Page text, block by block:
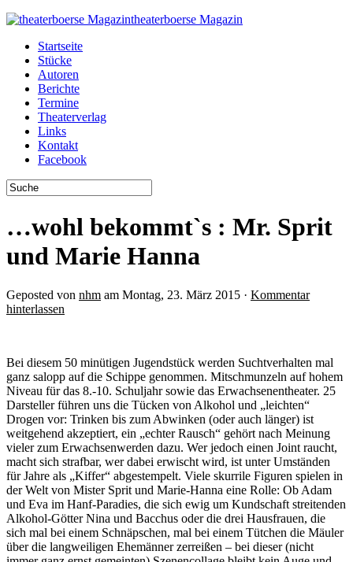
theaterboerse Magazin
Startseite
Stücke
Autoren
Berichte
Termine
Theaterverlag
Links
Kontakt
Facebook
…wohl bekommt`s : Mr. Sprit
und Marie Hanna
Geposted von nhm am Montag, 23. März 2015 · Kommentar
hinterlassen
Bei diesem 50 minütigen Jugendstück werden Suchtverhalten mal
ganz salopp auf die Schippe genommen. Mitschmunzeln auf hohem
Niveau für das 8.-10. Schuljahr sowie das Erwachsenentheater. 25
Darsteller führen uns die Tücken von Alkohol und „leichten“
Drogen vor: Trinken bis zum Abwinken (oder auch länger) ist
weitgehend akzeptiert, ein „echter Rausch“ gehört nach Meinung
vieler zum Erwachsenwerden dazu. Wer jedoch einen Joint raucht,
macht sich strafbar, wer dabei erwischt wird, ist unter Umständen
für Jahre als „Kiffer“ abgestempelt. Viele skurrile Figuren spielen in
der Welt von Mister Sprit und Marie-Hanna eine Rolle: Ob Adam
und Eva im Hanf-Paradies, die sich ewig um Kundschaft streitenden
Alkohol-Götter Nina und Bacchus oder die drei Hausfrauen, die
sich mal bei einem Schnäpschen, mal bei einem Tütchen die Mäuler
über die langweiligen Ehemänner zerreißen – bei dieser (nicht